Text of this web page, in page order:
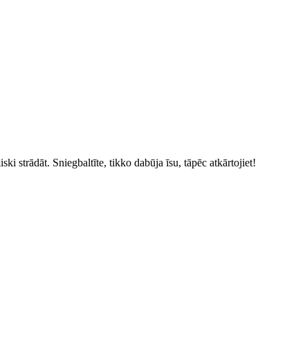
strādāt. Sniegbaltīte, tikko dabūja īsu, tāpēc atkārtojiet!